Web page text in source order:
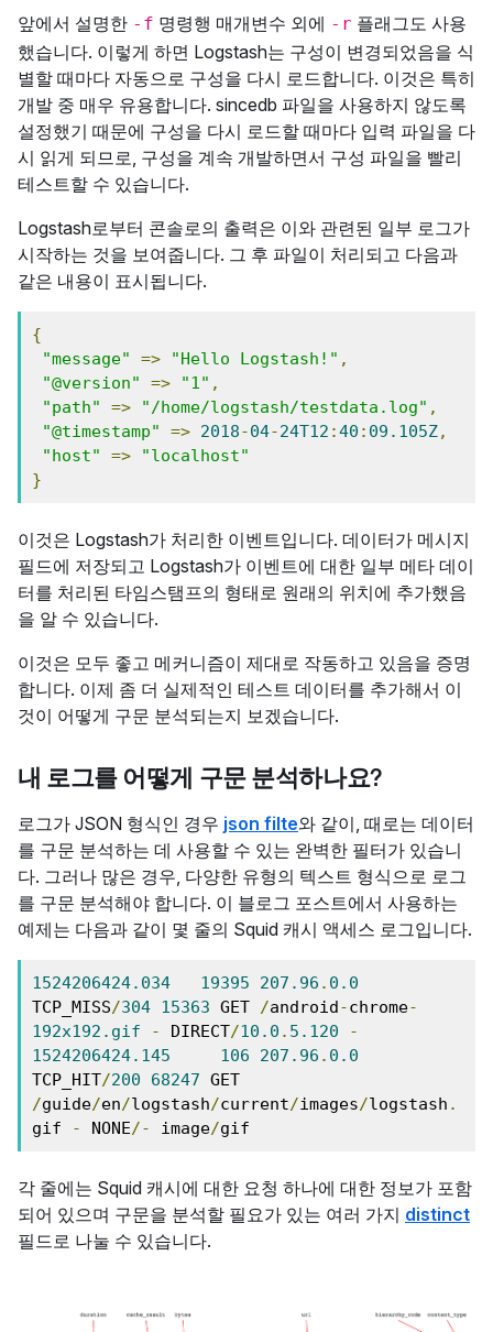
앞에서 설명한 -f 명령행 매개변수 외에 -r 플래그도 사용
했습니다. 이렇게 하면 Logstash는 구성이 변경되었음을 식
별할 때마다 자동으로 구성을 다시 로드합니다. 이것은 특히
개발 중 매우 유용합니다. sincedb 파일을 사용하지 않도록
설정했기 때문에 구성을 다시 로드할 때마다 입력 파일을 다
시 읽게 되므로, 구성을 계속 개발하면서 구성 파일을 빨리
테스트할 수 있습니다.
Logstash로부터 콘솔로의 출력은 이와 관련된 일부 로그가
시작하는 것을 보여줍니다. 그 후 파일이 처리되고 다음과
같은 내용이 표시됩니다.
{
"message"
=> "Hello Logstash!" ,
"@version"
=> "1" ,
"path"
=> "/home/logstash/testdata.log" ,
"@timestamp"
=> 2018-04-24T12 :40 : 09.105Z,
"host"
=>
"localhost"
}
이것은 Logstash가 처리한 이벤트입니다. 데이터가 메시지
필드에 저장되고 Logstash가 이벤트에 대한 일부 메타 데이
터를 처리된 타임스탬프의 형태로 원래의 위치에 추가했음
을 알 수 있습니다.
이것은 모두 좋고 메커니즘이 제대로 작동하고 있음을 증명
합니다. 이제 좀 더 실제적인 테스트 데이터를 추가해서 이
것이 어떻게 구문 분석되는지 보겠습니다.
내 로그를 어떻게 구문 분석하나요?
로그가 JSON 형식인 경우 json filte와 같이, 때로는 데이터
를 구문 분석하는 데 사용할 수 있는 완벽한 필터가 있습니
다. 그러나 많은 경우, 다양한 유형의 텍스트 형식으로 로그
를 구문 분석해야 합니다. 이 블로그 포스트에서 사용하는
예제는 다음과 같이 몇 줄의 Squid 캐시 액세스 로그입니다.
1524206424.034 19395 207.96 . 0.0
TCP_MISS/304 15363 GET /android-chrome-
192x192.gif
- DIRECT/10.0 . 5.120
-
1524206424.145
106 207.96 . 0.0
TCP_HIT/200 68247
/guide/en/logstash/current/images/logstash .
gif
- NONE/- image/gif
각 줄에는 Squid 캐시에 대한 요청 하나에 대한 정보가 포함
되어 있으며 구문을 분석할 필요가 있는 여러 가지 distinct
필드로 나눌 수 있습니다.